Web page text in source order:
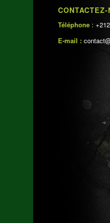
Téléphone :
E-mail :